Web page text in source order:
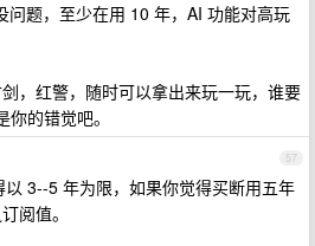
问题，至少在用 10 年，AI 功能对高玩
，红警，随时可以拿出来玩一玩，谁要
的错觉吧。
57
3--5 年为限，如果你觉得买断用五年
阅值。